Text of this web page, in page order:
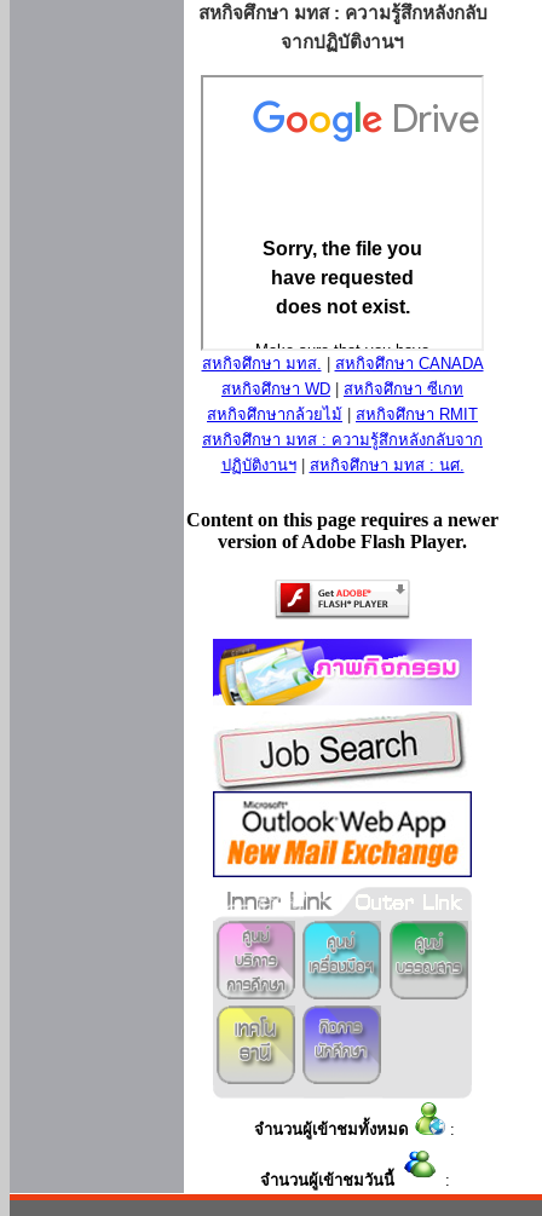
สหกิจศึกษา มทส : ความรู้สึกหลังกลับ
จากปฏิบัติงานฯ
สหกิจศึกษา มทส.
สหกิจศึกษา CANADA
สหกิจศึกษา WD
สหกิจศึกษา ซีเกท
สหกิจศึกษากล้วยไม้
สหกิจศึกษา RMIT
สหกิจศึกษา มทส : ความรู้สึกหลังกลับจาก
ปฏิบัติงานฯ| สหกิจศึกษา มทส : นศ.
Content on this page requires a newer
version of Adobe Flash Player.
จำนวนผู้เข้าชมทั้งหมด :
จำนวนผู้เข้าชมวันนี้ :